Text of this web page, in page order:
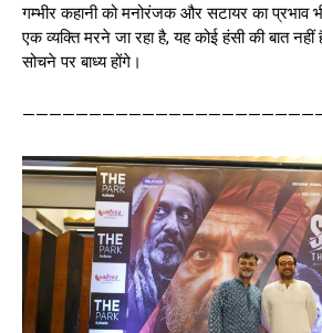
गम्भीर कहानी को मनोरंजक और सटायर का प्रभाव
एक व्यक्ति मरने जा रहा है, यह कोई हंसी की बात
सोचने पर बाध्य होंगे।